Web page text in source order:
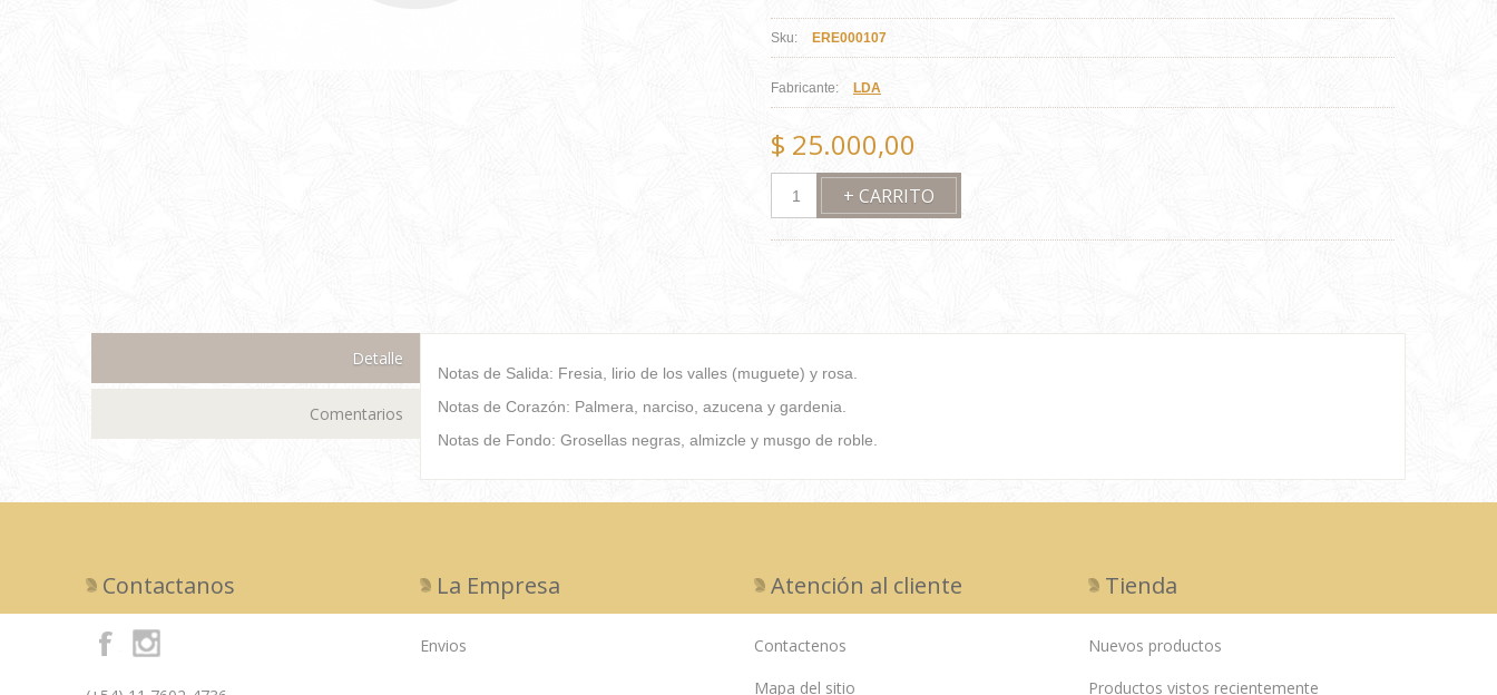
Sku: ERE000107
Fabricante: LDA
$ 25.000,00
Detalle
Comentarios
Notas de Salida: Fresia, lirio de los valles (muguete) y rosa.
Notas de Corazón: Palmera, narciso, azucena y gardenia.
Notas de Fondo: Grosellas negras, almizcle y musgo de roble.
Contactanos La Empresa
Envios
Atención al cliente
Contactenos
Mapa del sitio
Tienda
Nuevos productos
Productos vistos recientemente